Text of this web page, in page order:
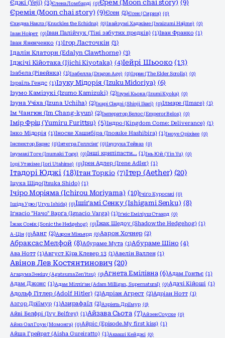
Єджі (Yeji) (3)Єлена Ломбарді (0)Єрем (Moon chai story) (9)
Єремія (Moon chai story) (9)Єсен (2)Єсен (Сирин) (0)
Єхидна Наклз (Knuckles the Echidna) (0)Івайзумі Хаджіме (Iwaizumi Hajime) (0)
Іван Ноірет (0)Іван Палійчук (Тіні забутих предків) (1)Іван Франко (1)
Іван Яненченко (1)Ігор Ласточкін (3)
Ідалін Клаторн (Edalyn Clawthorne) (3)
Іджічі Кійотака (Ijichi Kiyotaka) (4)Іейрі Шьооко (13)
Ізабела (Рівейнка) (1)Ізабелла (Dragon Age) (0)Ізран (The Elder Scrolls) (0)
Ізраїль Гендс (1)Ізуку Мідорія (Izuku Midoriya) (6)
Ізумо Камізукі (Izumo Kamizuki) (2)Ізумі Кьока (Izumi Kyoka) (0)
Ізуна Учіха (Izuna Uchiha) (2)Ікарі Сіндзі (Shinji Ikari) (0)Ілмаре (Ilmare) (1)
Ім Чангюн (Im Chang-kyun) (2)Імператор Белос (Emperor Belos) (0)
Імір Фріц (Yumiru Furittsu) (5)Індро (Kingdom Come: Deliverance) (1)
Інко Мідорія (1)Іноске Хашибіра (Inosuke Hashibira) (1)Іноуе Оріхіме (0)
Інспектор Барнс (0)Інтегра Геллсінґ (0)Інузука Тейваз (0)
Інумакі Тоге (Inumaki Toge) (0)Інші крипіпасти... (1)Інь Юй (Yin Yu) (0)
Іорі Утахіме (Iori Utahime) (0)Ірен Адлер (Irene Adler) (1)
Ітадорі Юджі (18)Ітан Торкіо (7)Ітер (Aether) (20)
Іцука Шідо(Itsuka Shido) (1)
Ічіро Моріяма (Ichirou Moriyama) (10)Ічіґо Куросакі (0)
Ішіда Урю (Uryu Ishida) (0)Ішіґамі Сенку (Ishigami Senku) (8)
Іґнасіо "Начо" Варґа (Ignacio Varga) (1)Іґніс Еміліуш Стаард (0)
Їжак Сонік (Sonic the Hedgehog) (0)Їжак Шедоу (Shadow the Hedgehog) (1)
А-Цін (0)Аанг (2)Аарон Міньярд (0)Аарон Хочнер (2)
Абраксас Мелфой (8)Абураме Мута (1)Абураме Шіно (4)
Ава Нотт (1)Август Кіра Клевер 13 (1)Авелін Валлен (1)
Авінов Лев Костянтинович (20)
Агацума Зеніцу (Agatsuma Zen'itsu) (0)Агнета Емілівна (6)Адам Гонтьє (1)
Адам Джонс (1)Адам Мілліґан (Adam Milligan, Supernatural) (0)Адачі Кійоші (1)
Адольф Гітлер (Adolf Hitler) (2)Адріан Агрест (2)Адріан Нотт (1)
Азгор Дріїмур (1)Азирафаїл (2)Азріель Дріїмур (0)
Айві Белфрі (Ivy Belfrey) (1)Айзава Сьота (7)Айзен Соуске (0)
Айнз Оал Гоун (Момонга) (0)Айріс (Episode.My first kiss) (1)
Айша Грейрат (Aisha Gureiratto) (1)Акааші Кейджі (0)